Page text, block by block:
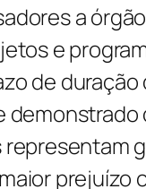
a
e
de
prejuízo